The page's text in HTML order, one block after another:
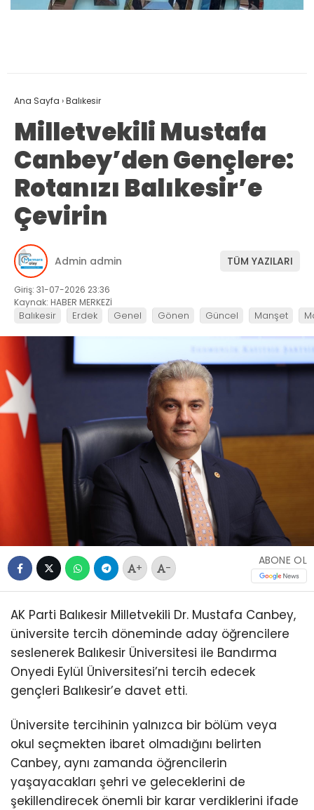
Ana Sayfa ›Balıkesir
Milletvekili Mustafa
Canbey’den Gençlere:
Rotanızı Balıkesir’e
Çevirin
Admin admin TÜM YAZILARI
Giriş: 31-07-2026 23:36
Kaynak: HABER MERKEZİ
Balıkesir Erdek Genel Gönen Güncel Manşet
+ -
ABONE OL
AK Parti Balıkesir Milletvekili Dr. Mustafa Canbey,
üniversite tercih döneminde aday öğrencilere
seslenerek Balıkesir Üniversitesi ile Bandırma
Onyedi Eylül Üniversitesi’ni tercih edecek
gençleri Balıkesir’e davet etti.
Üniversite tercihinin yalnızca bir bölüm veya
okul seçmekten ibaret olmadığını belirten
Canbey, aynı zamanda öğrencilerin
yaşayacakları şehri ve geleceklerini de
şekillendirecek önemli bir karar verdiklerini ifade